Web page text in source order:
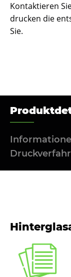
Kontaktieren
drucken die
Sie.